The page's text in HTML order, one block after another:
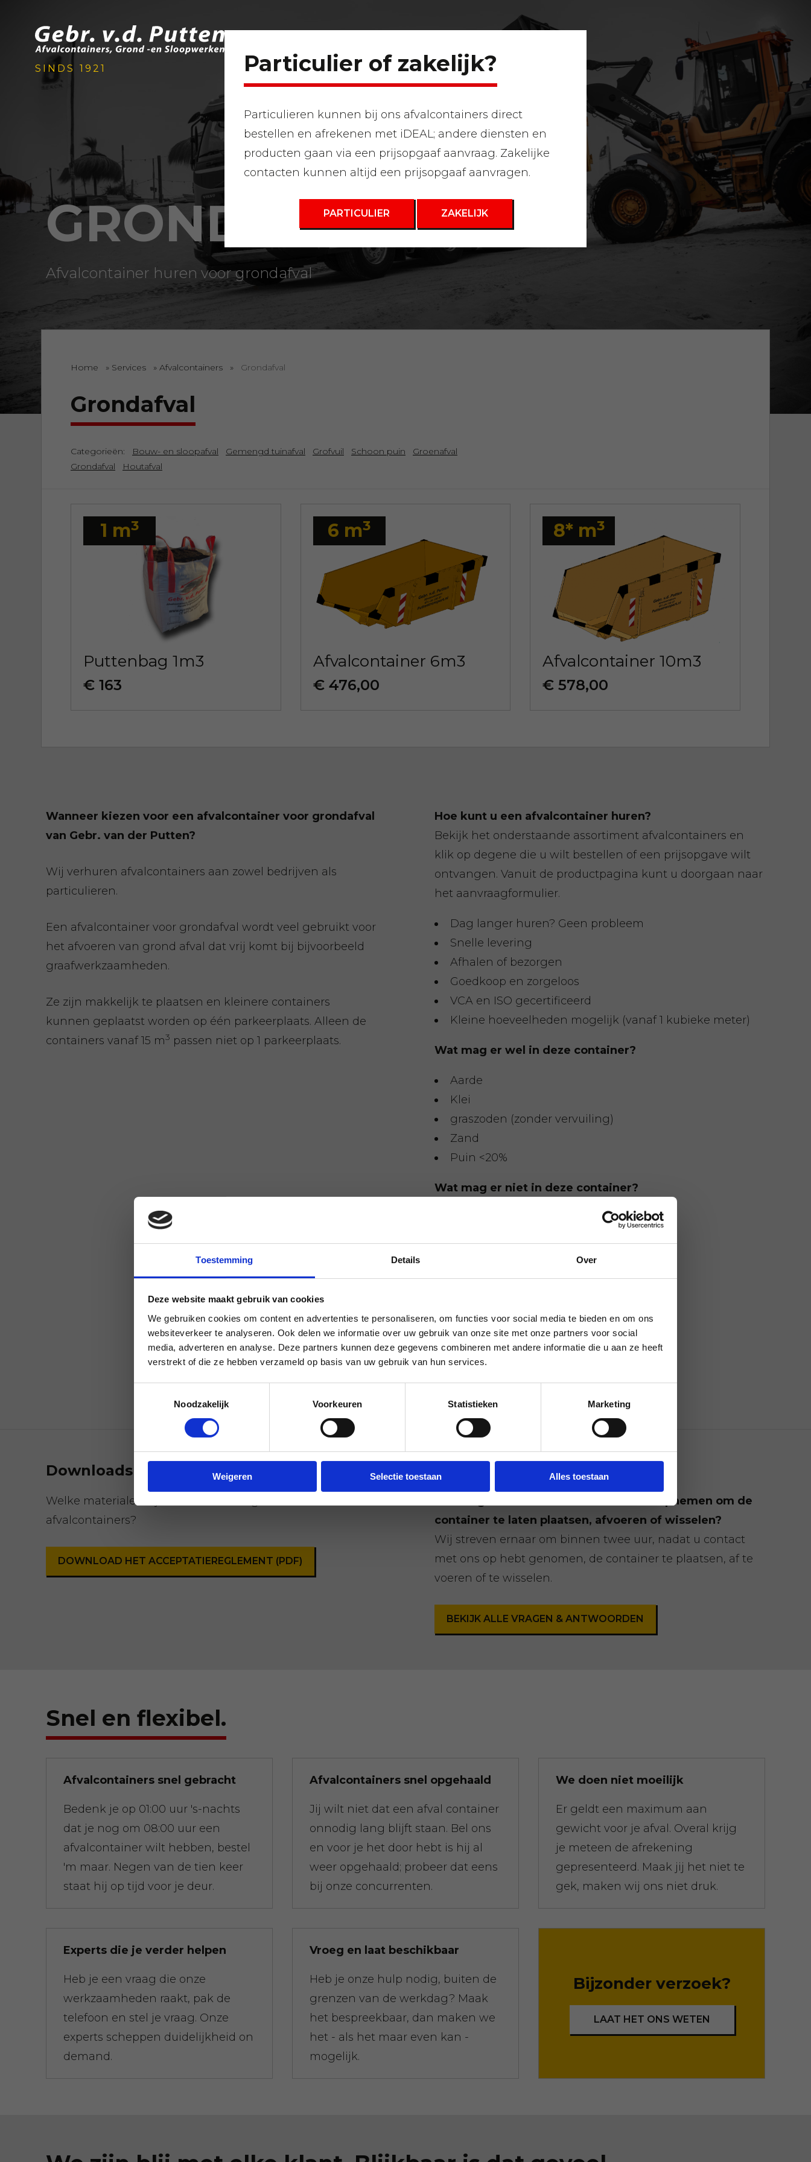
Toestemming Details Over
Deze website maakt gebruik van cookies
We gebruiken cookies om content en advertenties te personaliseren, om functies voor social media te bieden en om ons
websiteverkeer te analyseren. Ook delen we informatie over uw gebruik van onze site met onze partners voor social
media, adverteren en analyse. Deze partners kunnen deze gegevens combineren met andere informatie die u aan ze heeft
verstrekt of die ze hebben verzameld op basis van uw gebruik van hun services.
Noodzakelijk
Voorkeuren Statistieken Marketing
Weigeren Selectie toestaan Alles toestaan
SINDS 1921
GRONDAFVAL
Afvalcontainer huren voor grondafval
Home » Services » Afvalcontainers » Grondafval
Grondafval
Categorieën: Bouw- en sloopafval Gemengd tuinafval Grofvuil Schoon puin
Groenafval
Grondafval
Houtafval
1 m3
Puttenbag 1m3
€ 163
6 m3
Afvalcontainer 6m3
€ 476,00
8* m3
Afvalcontainer 10m3
€ 578,00
Wanneer kiezen voor een afvalcontainer voor grondafval
van Gebr. van der Putten?
Wij verhuren afvalcontainers aan zowel bedrijven als
particulieren.
Een afvalcontainer voor grondafval wordt veel gebruikt voor
het afvoeren van grond afval dat vrij komt bij bijvoorbeeld
graafwerkzaamheden.
Ze zijn makkelijk te plaatsen en kleinere containers
kunnen geplaatst worden op één parkeerplaats. Alleen de
containers vanaf 15 m3 passen niet op 1 parkeerplaats.
Hoe kunt u een afvalcontainer huren?
Bekijk het onderstaande assortiment afvalcontainers en
klik op degene die u wilt bestellen of een prijsopgave wilt
ontvangen. Vanuit de productpagina kunt u doorgaan naar
het aanvraagformulier.
Dag langer huren? Geen probleem
Snelle levering
Afhalen of bezorgen
Goedkoop en zorgeloos
VCA en ISO gecertificeerd
Kleine hoeveelheden mogelijk (vanaf 1 kubieke meter)
Wat mag er wel in deze container?
Aarde
Klei
graszoden (zonder vervuiling)
Zand
Puin <20%
Wat mag er niet in deze container?
Grond vervuild met PFOA/PFAS
Hout
Asbest
Chemisch afval
Japans Duizendknoop
Downloads
Welke materialen zijn wel en niet toegestaan in onze
afvalcontainers?
DOWNLOAD HET ACCEPTATIEREGLEMENT (PDF)
Veelgestelde vragen
Hoe lang van te voren moet ik contact opnemen om de
container te laten plaatsen, afvoeren of wisselen?
Wij streven ernaar om binnen twee uur, nadat u contact
met ons op hebt genomen, de container te plaatsen, af te
voeren of te wisselen.
BEKIJK ALLE VRAGEN & ANTWOORDEN
Snel en flexibel.
Afvalcontainers snel gebracht
Bedenk je op 01:00 uur 's-nachts
dat je nog om 08:00 uur een
afvalcontainer wilt hebben, bestel
'm maar. Negen van de tien keer
staat hij op tijd voor je deur.
Afvalcontainers snel opgehaald
Jij wilt niet dat een afval container
onnodig lang blijft staan. Bel ons
en voor je het door hebt is hij al
weer opgehaald; probeer dat eens
bij onze concurrenten.
We doen niet moeilijk
Er geldt een maximum aan
gewicht voor je afval. Overal krijg
je meteen de afrekening
gepresenteerd. Maak jij het niet te
gek, maken wij ons niet druk.
Experts die je verder helpen
Heb je een vraag die onze
werkzaamheden raakt, pak de
telefoon en stel je vraag. Onze
experts scheppen duidelijkheid on
demand.
Vroeg en laat beschikbaar
Heb je onze hulp nodig, buiten de
grenzen van de werkdag? Maak
het bespreekbaar, dan maken we
het - als het maar even kan -
mogelijk.
Bijzonder verzoek?
LAAT HET ONS WETEN
Particulier of zakelijk?
Particulieren kunnen bij ons afvalcontainers direct
bestellen en afrekenen met iDEAL; andere diensten en
producten gaan via een prijsopgaaf aanvraag. Zakelijke
contacten kunnen altijd een prijsopgaaf aanvragen.
PARTICULIER ZAKELIJK